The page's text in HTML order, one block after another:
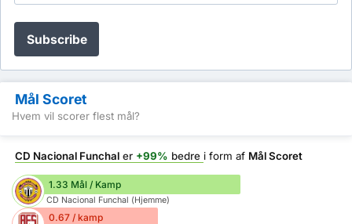
Subscribe
Mål Scoret
Hvem vil scorer flest mål?
CD Nacional Funchal er +99% bedre i form af Mål Scoret
1.33 Mål / Kamp
CD Nacional Funchal (Hjemme)
0.67 / kamp